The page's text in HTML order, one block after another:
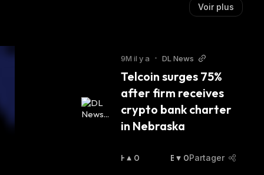
Voir plus
9M il y a • DL News
Telcoin surges 75%
after firm receives
crypto bank charter
in Nebraska
H
0
B
0Partager